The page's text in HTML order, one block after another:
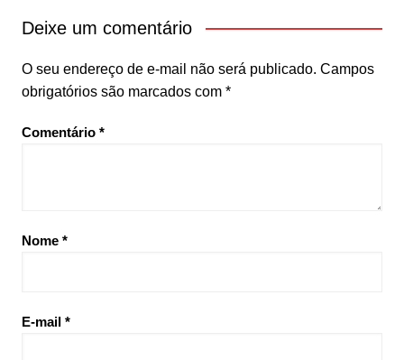
Deixe um comentário
O seu endereço de e-mail não será publicado. Campos
obrigatórios são marcados com *
Comentário *
Nome *
E-mail *